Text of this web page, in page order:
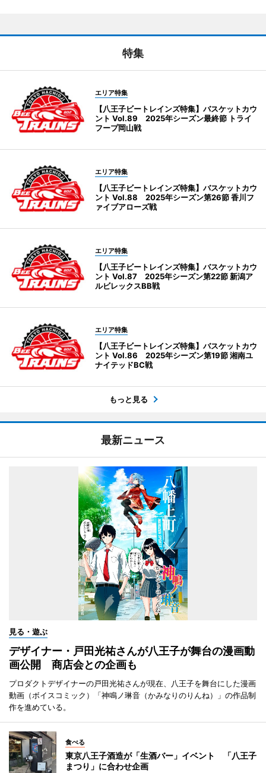
特集
エリア特集
【八王子ビートレインズ特集】バスケットカウ
ント Vol.89 2025年シーズン最終節 トライ
フープ岡山戦
エリア特集
【八王子ビートレインズ特集】バスケットカウ
ント Vol.88 2025年シーズン第26節 香川フ
ァイブアローズ戦
エリア特集
【八王子ビートレインズ特集】バスケットカウ
ント Vol.87 2025年シーズン第22節 新潟ア
ルビレックスBB戦
エリア特集
【八王子ビートレインズ特集】バスケットカウ
ント Vol.86 2025年シーズン第19節 湘南ユ
ナイテッドBC戦
もっと見る
最新ニュース
見る・遊ぶ
デザイナー・戸田光祐さんが八王子が舞台の漫画動
画公開 商店会との企画も
プロダクトデザイナーの戸田光祐さんが現在、八王子を舞台にした漫画
動画（ボイスコミック）「神鳴ノ琳音（かみなりのりんね）」の作品制
作を進めている。
食べる
東京八王子酒造が「生酒バー」イベント 「八王子
まつり」に合わせ企画